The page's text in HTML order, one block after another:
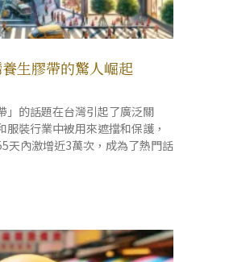
生膠帶的驚人崛起
」的話題在台灣引起了廣泛關
裝行業中被用來遮擋和保護，
天內激增近3萬次，成為了熱門話